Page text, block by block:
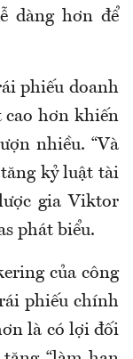
dàng hơn để
phiếu doanh
cao hơn khiến
nhiều. “Và
tăng kỷ luật tài
gia Viktor
phát biểu.
của công
phiếu chính
là có lợi đối